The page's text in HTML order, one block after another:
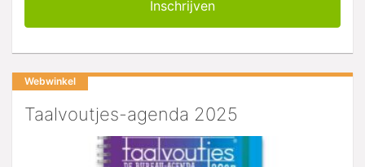
Webwinkel
Taalvoutjes-agenda 2025